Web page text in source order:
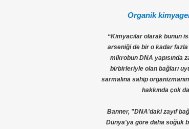
Organik
“Kimyacılar olarak bunun
arseniği de bir o kadar
mikrobun DNA yapısında
birbirleriyle olan bağları
sarmalına sahip
hakkında çok
Banner, "DNA'daki zayıf
Dünya'ya göre daha soğuk